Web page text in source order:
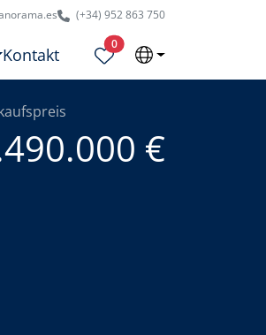
(+34) 952 863 750
Kontakt
0Ausgewählte Objekte
€